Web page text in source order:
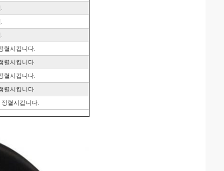
렬시킵니다.
렬시킵니다.
렬시킵니다.
렬시킵니다.
렬시킵니다.